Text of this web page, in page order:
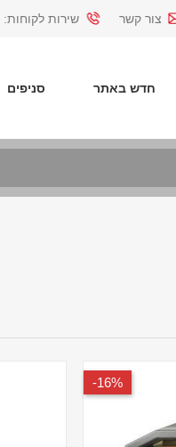
צור קשר שירות לקוחות:
חדש באתר סניפים
16%-